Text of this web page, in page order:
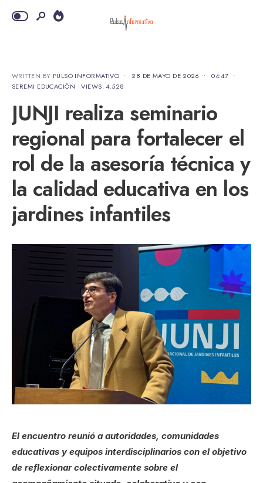
WRITTEN BY PULSO INFORMATIVO • 28 DE MAYO DE 2026 • 04:47 •
SEREMI EDUCACIÓN •VIEWS: 4.528
JUNJI realiza seminario
regional para fortalecer el
rol de la asesoría técnica y
la calidad educativa en los
jardines infantiles
El encuentro reunió a autoridades, comunidades
educativas y equipos interdisciplinarios con el objetivo
de reflexionar colectivamente sobre el